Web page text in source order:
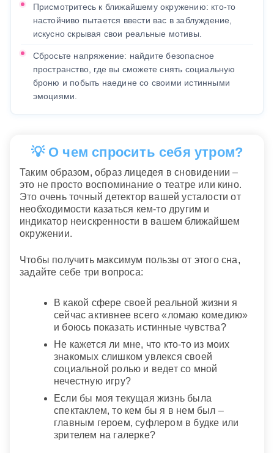
Присмотритесь к ближайшему окружению: кто-то
настойчиво пытается ввести вас в заблуждение,
искусно скрывая свои реальные мотивы.
Сбросьте напряжение: найдите безопасное
пространство, где вы сможете снять социальную
броню и побыть наедине со своими истинными
эмоциями.
💡 О чем спросить себя утром?
Таким образом, образ лицедея в сновидении –
это не просто воспоминание о театре или кино.
Это очень точный детектор вашей усталости от
необходимости казаться кем-то другим и
индикатор неискренности в вашем ближайшем
окружении.
Чтобы получить максимум пользы от этого сна,
задайте себе три вопроса:
В какой сфере своей реальной жизни я
сейчас активнее всего «ломаю комедию»
и боюсь показать истинные чувства?
Не кажется ли мне, что кто-то из моих
знакомых слишком увлекся своей
социальной ролью и ведет со мной
нечестную игру?
Если бы моя текущая жизнь была
спектаклем, то кем бы я в нем был –
главным героем, суфлером в будке или
зрителем на галерке?